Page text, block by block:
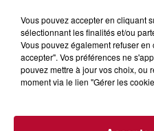
Vous pouvez accepter en cliquant
sélectionnant les finalités et/ou
Vous pouvez également refuser
accepter". Vos préférences ne
pouvez mettre à jour vos choix, ou
moment via le lien "Gérer les